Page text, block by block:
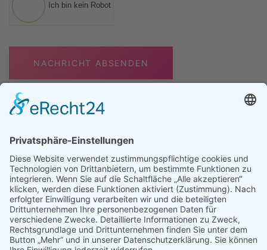
Ich bin kein Robot
NACHRICHT ABSENDEN
Mit dem Absenden des Buttons erklären Sie sich mit der
Verarbeitung Ihrer Daten zum Zweck der Bearbeitung Ihrer
Kontaktanfrage einverstanden. Weitere Informationen zur
MÜNCHEN INNSBRUCK ESSEN LEIPZIG
IMPRESSUM DATENSCHUTZ LOGIN